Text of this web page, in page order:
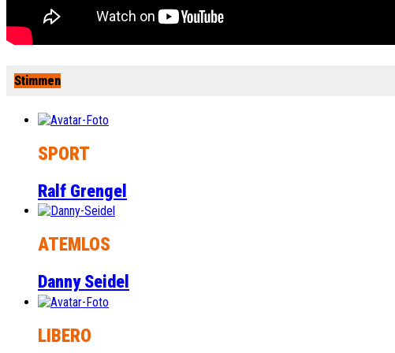
Stimmen
SPORT
Ralf Grengel
ATEMLOS
Danny Seidel
LIBERO